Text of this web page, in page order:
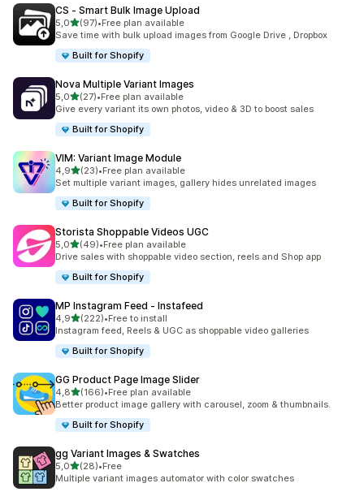
CS ‑ Smart Bulk Image Upload
5,0de 5 estrelas
(97)
97 total de avaliações
•Free plan available
Save time with bulk upload images from Google Drive , Dropbox
Built for Shopify
Nova Multiple Variant Images
5,0de 5 estrelas
(27)
27 total de avaliações
•Free plan available
Give every variant its own photos, video & 3D to boost sales
Built for Shopify
VIM: Variant Image Module
4,9de 5 estrelas
(23)
23 total de avaliações
•Free plan available
Set multiple variant images, gallery hides unrelated images
Built for Shopify
Storista Shoppable Videos UGC
5,0de 5 estrelas
(49)
49 total de avaliações
•Free plan available
Drive sales with shoppable video section, reels and Shop app
Built for Shopify
MP Instagram Feed ‑ Instafeed
4,9de 5 estrelas
(222)
222 total de avaliações
•Free to install
Instagram feed, Reels & UGC as shoppable video galleries
Built for Shopify
GG Product Page Image Slider
4,8de 5 estrelas
(166)
166 total de avaliações
•Free plan available
Better product image gallery with carousel, zoom & thumbnails.
Built for Shopify
gg Variant Images & Swatches
5,0de 5 estrelas
(28)
28 total de avaliações
•Free
Multiple variant images automator with color swatches